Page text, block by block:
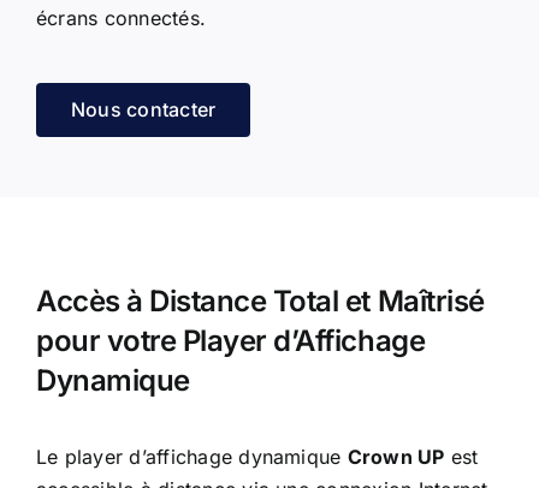
écrans connectés.
Nous contacter
Accès à Distance Total et Maîtrisé
pour votre Player d’Affichage
Dynamique
Le player d’affichage dynamique Crown UP est